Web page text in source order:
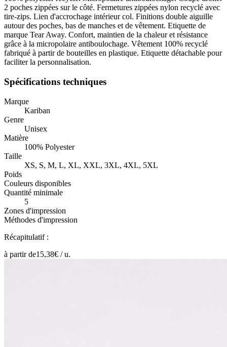
2 poches zippées sur le côté. Fermetures zippées nylon recyclé avec
tire-zips. Lien d'accrochage intérieur col. Finitions double aiguille
autour des poches, bas de manches et de vêtement. Etiquette de
marque Tear Away. Confort, maintien de la chaleur et résistance
grâce à la micropolaire antiboulochage. Vêtement 100% recyclé
fabriqué à partir de bouteilles en plastique. Etiquette détachable pour
faciliter la personnalisation.
Spécifications techniques
Marque
Kariban
Genre
Unisex
Matière
100% Polyester
Taille
XS, S, M, L, XL, XXL, 3XL, 4XL, 5XL
Poids
Couleurs disponibles
Quantité minimale
5
Zones d'impression
Méthodes d'impression
Récapitulatif :
à partir de15,38€ /u.